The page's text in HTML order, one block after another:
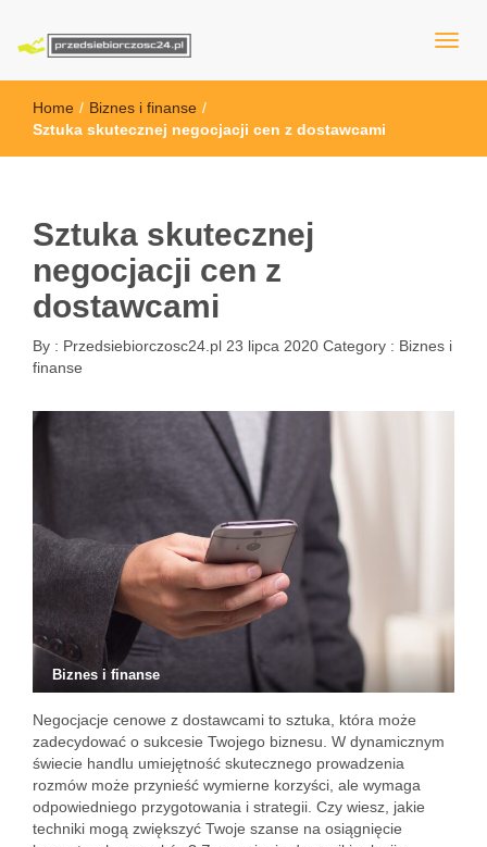
przedsiebiorczosc24.pl
Home / Biznes i finanse /
Sztuka skutecznej negocjacji cen z dostawcami
Sztuka skutecznej
negocjacji cen z
dostawcami
By : Przedsiebiorczosc24.pl 23 lipca 2020 Category : Biznes i
finanse
Biznes i finanse
Negocjacje cenowe z dostawcami to sztuka, która może
zadecydować o sukcesie Twojego biznesu. W dynamicznym
świecie handlu umiejętność skutecznego prowadzenia
rozmów może przynieść wymierne korzyści, ale wymaga
odpowiedniego przygotowania i strategii. Czy wiesz, jakie
techniki mogą zwiększyć Twoje szanse na osiągnięcie